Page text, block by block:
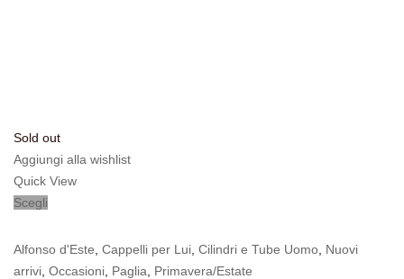
Sold out
Aggiungi alla wishlist
Quick View
Scegli
Alfonso d'Este Cappelli per Lui Cilindri e Tube Uomo Nuovi
arrivi Occasioni Paglia Primavera/Estate